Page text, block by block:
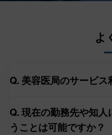
よ
Q. 美容医局のサービス
Q. 現在の勤務先や知
うことは可能ですか？